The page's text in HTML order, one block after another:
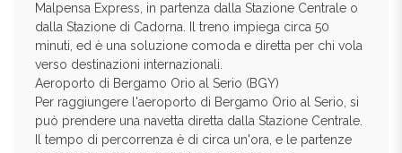
Malpensa Express, in partenza dalla Stazione Centrale o
dalla Stazione di Cadorna. Il treno impiega circa 50
minuti, ed è una soluzione comoda e diretta per chi vola
verso destinazioni internazionali.
Aeroporto di Bergamo Orio al Serio (BGY)
Per raggiungere l'aeroporto di Bergamo Orio al Serio, si
può prendere una navetta diretta dalla Stazione Centrale.
Il tempo di percorrenza è di circa un'ora, e le partenze